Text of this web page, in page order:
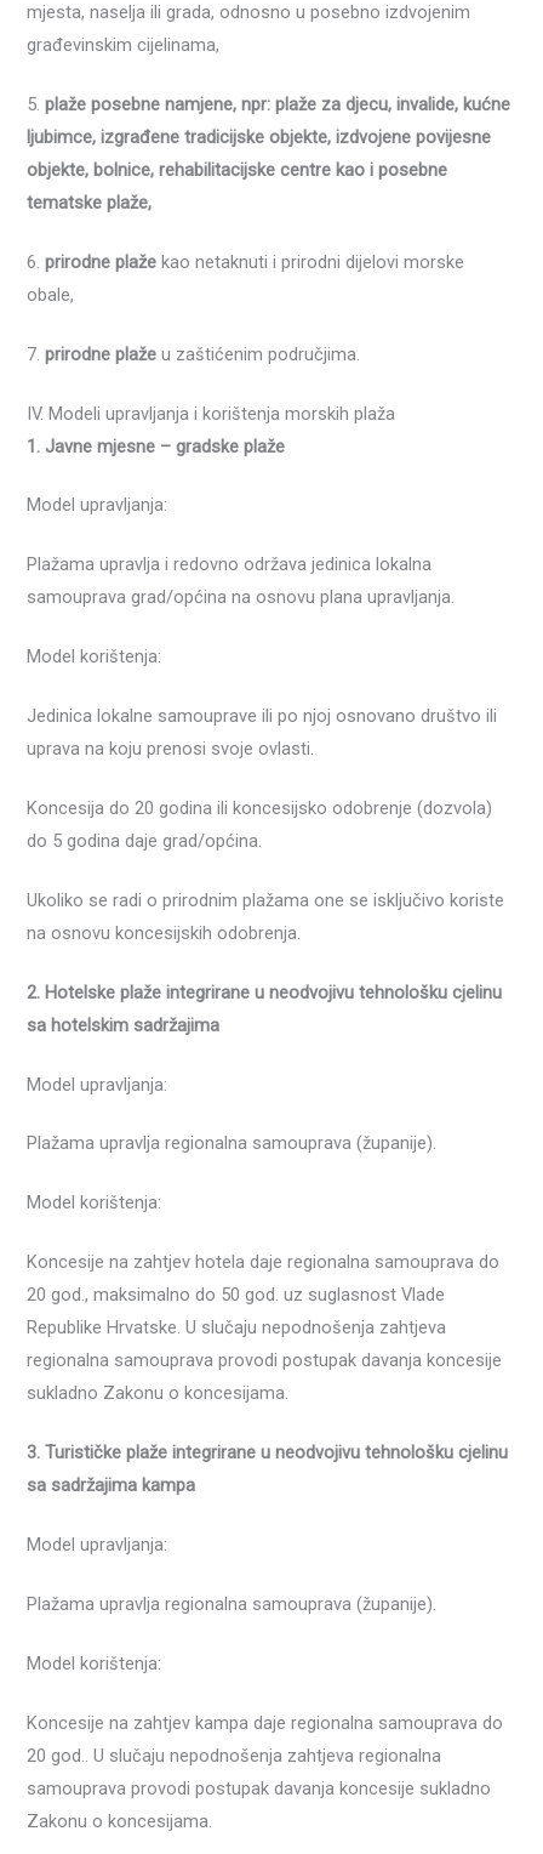
mjesta, naselja ili grada, odnosno u posebno izdvojenim
građevinskim cijelinama,
5.plaže posebne namjene, npr: plaže za djecu, invalide, kućne
ljubimce, izgrađene tradicijske objekte, izdvojene povijesne
objekte, bolnice, rehabilitacijske centre kao i posebne
tematske plaže,
6.prirodne plaže kao netaknuti i prirodni dijelovi morske
obale,
7.prirodne plaže u zaštićenim područjima.
IV. Modeli upravljanja i korištenja morskih plaža
1. Javne mjesne – gradske plaže
Model upravljanja:
Plažama upravlja i redovno održava jedinica lokalna
samouprava grad/općina na osnovu plana upravljanja.
Model korištenja:
Jedinica lokalne samouprave ili po njoj osnovano društvo ili
uprava na koju prenosi svoje ovlasti.
Koncesija do 20 godina ili koncesijsko odobrenje (dozvola)
do 5 godina daje grad/općina.
Ukoliko se radi o prirodnim plažama one se isključivo koriste
na osnovu koncesijskih odobrenja.
2. Hotelske plaže integrirane u neodvojivu tehnološku cjelinu
sa hotelskim sadržajima
Model upravljanja:
Plažama upravlja regionalna samouprava (županije).
Model korištenja:
Koncesije na zahtjev hotela daje regionalna samouprava do
20 god., maksimalno do 50 god. uz suglasnost Vlade
Republike Hrvatske. U slučaju nepodnošenja zahtjeva
regionalna samouprava provodi postupak davanja koncesije
sukladno Zakonu o koncesijama.
3. Turističke plaže integrirane u neodvojivu tehnološku cjelinu
sa sadržajima kampa
Model upravljanja:
Plažama upravlja regionalna samouprava (županije).
Model korištenja:
Koncesije na zahtjev kampa daje regionalna samouprava do
20 god.. U slučaju nepodnošenja zahtjeva regionalna
samouprava provodi postupak davanja koncesije sukladno
Zakonu o koncesijama.